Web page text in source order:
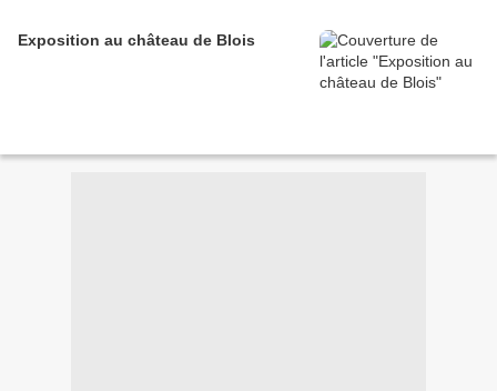
Exposition au château de Blois